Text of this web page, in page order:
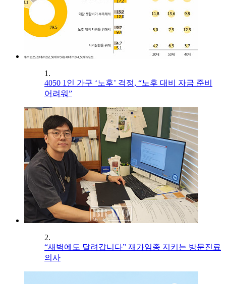
1.
4050 1인 가구 ‘노후’ 걱정, “노후 대비 자금 준비
어려워”
2.
“새벽에도 달려갑니다” 재가임종 지키는 방문진료
의사